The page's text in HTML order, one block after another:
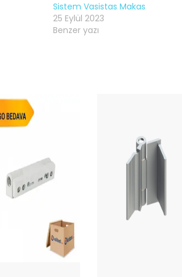
Sistem Vasistas Makas
25 Eylül 2023
Benzer yazı